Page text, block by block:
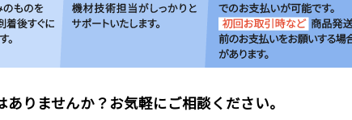
りませんか？お気軽にご相談ください。